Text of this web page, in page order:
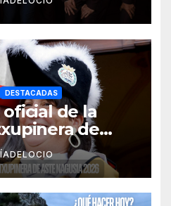
DESTACADAS
de la
de